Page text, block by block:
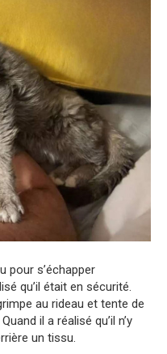
pour s’échapper
qu’il était en sécurité.
au rideau et tente de
il a réalisé qu’il n’y
un tissu.